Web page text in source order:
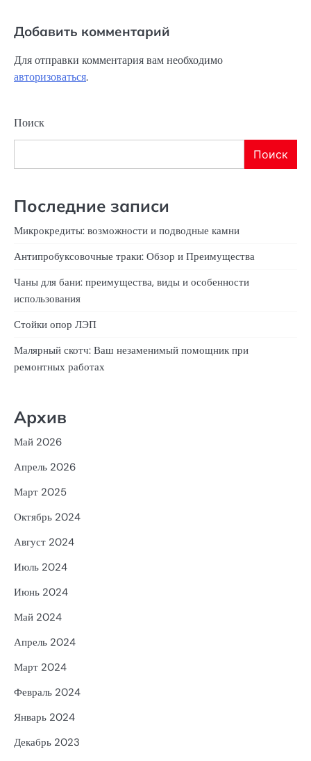
Добавить комментарий
Для отправки комментария вам необходимо
авторизоваться.
Поиск
Поиск
Последние записи
Микрокредиты: возможности и подводные камни
Антипробуксовочные траки: Обзор и Преимущества
Чаны для бани: преимущества, виды и особенности
использования
Стойки опор ЛЭП
Малярный скотч: Ваш незаменимый помощник при
ремонтных работах
Архив
Май 2026
Апрель 2026
Март 2025
Октябрь 2024
Август 2024
Июль 2024
Июнь 2024
Май 2024
Апрель 2024
Март 2024
Февраль 2024
Январь 2024
Декабрь 2023